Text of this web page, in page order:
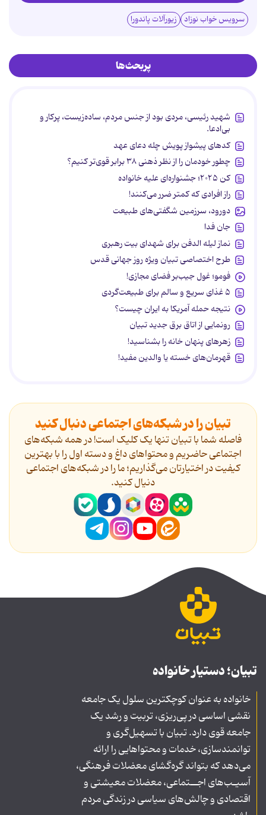
سرویس خواب نوزاد زیورآلات پاندورا
پربحث‌ها
شهید رئیسی، مردی بود از جنس مردم، ساده‌زیست، پرکار و
بی‌ادعا.
کدهای پیشواز پویش چله دعای عهد
چطور خودمان را از نظر ذهنی ۳۸ برابر قوی‌تر کنیم؟
کن ۲۰۲۵؛ جشنواره‌ای علیه خانواده
راز افرادی که کمتر ضرر می‌کنند!
دورود، سرزمین شگفتی‌های طبیعت
جان فدا
نماز لیله الدفن برای شهدای بیت رهبری
طرح اختصاصی تبیان ویژه روز جهانی قدس
فومو؛ غول جیب‌بر فضای مجازی!
۵ غذای سریع و سالم برای طبیعت‌گردی
نتیجه حمله آمریکا به ایران چیست؟
رونمایی از اتاق برق جدید تبیان
زهرهای پنهان خانه را بشناسید!
قهرمان‌های خسته یا والدین مفید!
تبیان را در شبکه‌های اجتماعی دنبال کنید
فاصله شما با تبیان تنها یک کلیک است! در همه شبکه‌های
اجتماعی حاضریم و محتواهای داغ و دسته اول را با بهترین
کیفیت در اختیارتان می‌گذاریم؛ ما را در شبکه‌های اجتماعی
دنیال کنید.
تبیان؛ دستیار خانواده
خانواده به عنوان کوچکترین سلول یک جامعه
نقشی اساسی در پی‌ریزی، تربیت و رشد یک
جامعه قوی دارد. تبیان با تسهیل‌گری و
توانمندسازی، خدمات و محتواهایی را ارائه
می‌دهد که بتواند گره‌گشای معضلات فرهنگی،
آسیـب‌های اجــتماعی، معضلات معیشتی و
اقتصادی و چالش‌های سیاسی در زندگی مردم